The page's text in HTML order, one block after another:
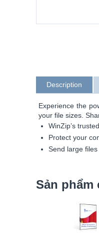
Description
Experience the
your file sizes.
WinZip’s
Protect your
Send large
Sản phẩm